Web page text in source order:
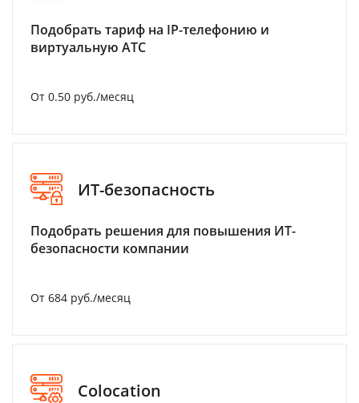
Подобрать тариф на IP-телефонию и
виртуальную АТС
От 0.50 руб./месяц
ИТ-безопасность
Подобрать решения для повышения ИТ-
безопасности компании
От 684 руб./месяц
Colocation